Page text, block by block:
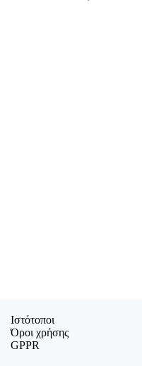
Ιστότοποι
Όροι χρήσης
GPPR